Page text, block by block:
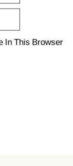
In This Browser